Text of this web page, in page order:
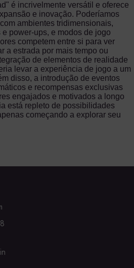
é incrivelmente versátil e oferece
e inovação. Poderíamos
ambientes tridimensionais,
power-ups, e modos de jogo
competem entre si para ver
a estrada por mais tempo ou
de elementos de realidade
levar a experiência de jogo a um
disso, a introdução de eventos
e recompensas exclusivas
engajados e motivados a longo
está repleto de possibilidades
começando a explorar seu